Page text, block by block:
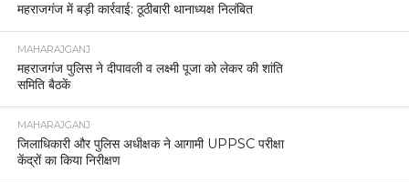
महराजगंज में बड़ी कार्रवाई: ठूठीबारी थानाध्यक्ष निलंबित
MAHARAJGANJ
महराजगंज पुलिस ने दीपावली व लक्ष्मी पूजा को लेकर की शांति
समिति बैठकें
MAHARAJGANJ
जिलाधिकारी और पुलिस अधीक्षक ने आगामी UPPSC परीक्षा
केंद्रों का किया निरीक्षण